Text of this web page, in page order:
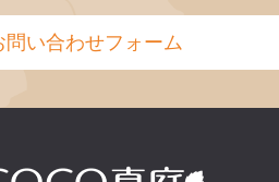
問い合わせフォーム